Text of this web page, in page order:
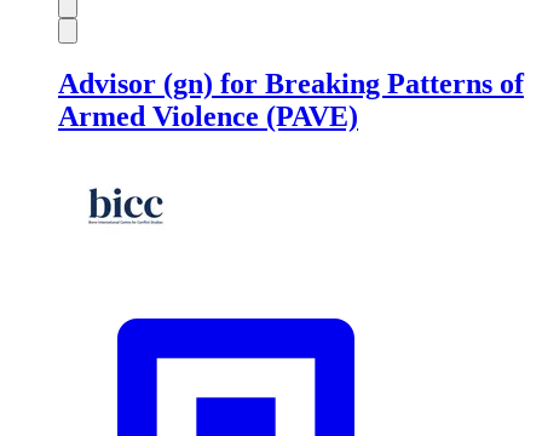
Advisor (gn) for Breaking Patterns of
Armed Violence (PAVE)